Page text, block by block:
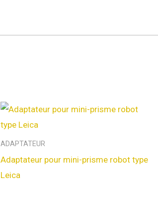
ADAPTATEUR
Adaptateur pour mini-prisme robot type
Leica